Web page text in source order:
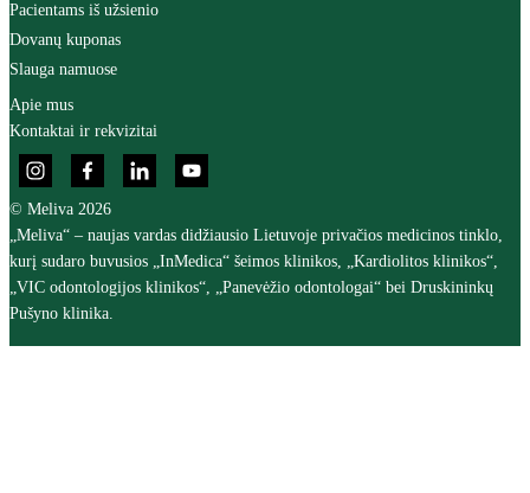
Pacientams iš užsienio
Dovanų kuponas
Slauga namuose
Apie mus
Kontaktai ir rekvizitai
© Meliva 2026
„Meliva“ – naujas vardas didžiausio Lietuvoje privačios medicinos tinklo,
kurį sudaro buvusios „InMedica“ šeimos klinikos, „Kardiolitos klinikos“,
„VIC odontologijos klinikos“, „Panevėžio odontologai“ bei Druskininkų
Pušyno klinika.